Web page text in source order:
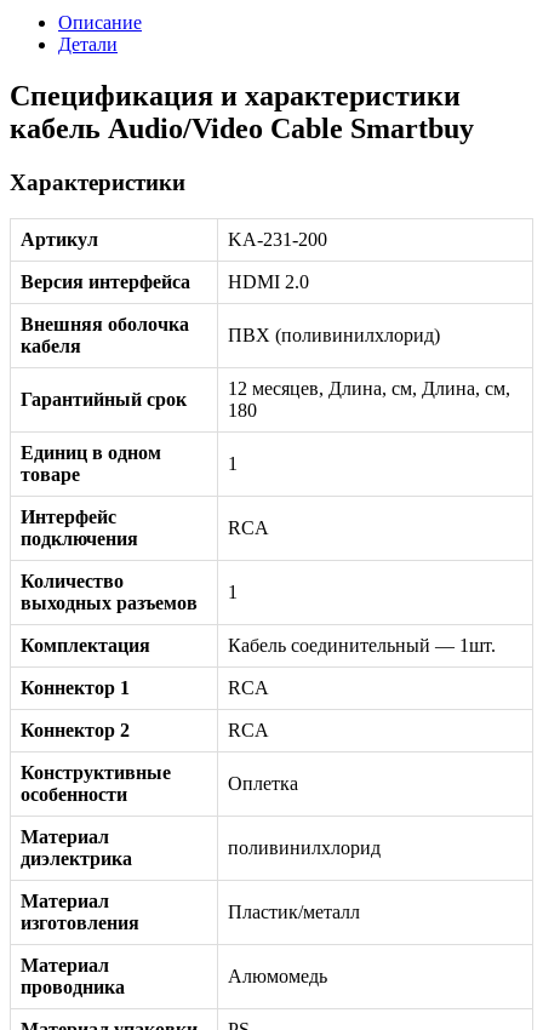
Описание
Детали
Спецификация и характеристики
кабель Audio/Video Cable Smartbuy
Характеристики
Артикул KA-231-200
Версия интерфейса HDMI 2.0
Внешняя оболочка
кабеля
ПВХ (поливинилхлорид)
Гарантийный срок
12 месяцев, Длина, см, Длина, см,
180
Единиц в одном
товаре
1
Интерфейс
подключения
RCA
Количество
выходных разъемов
1
Комплектация Кабель соединительный — 1шт.
Коннектор 1 RCA
Коннектор 2 RCA
Конструктивные
особенности
Оплетка
Материал
диэлектрика
поливинилхлорид
Материал
изготовления
Пластик/металл
Материал
проводника
Алюмомедь